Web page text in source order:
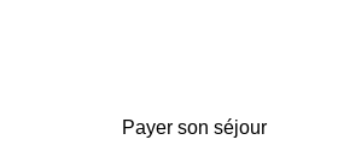
Payer son séjour